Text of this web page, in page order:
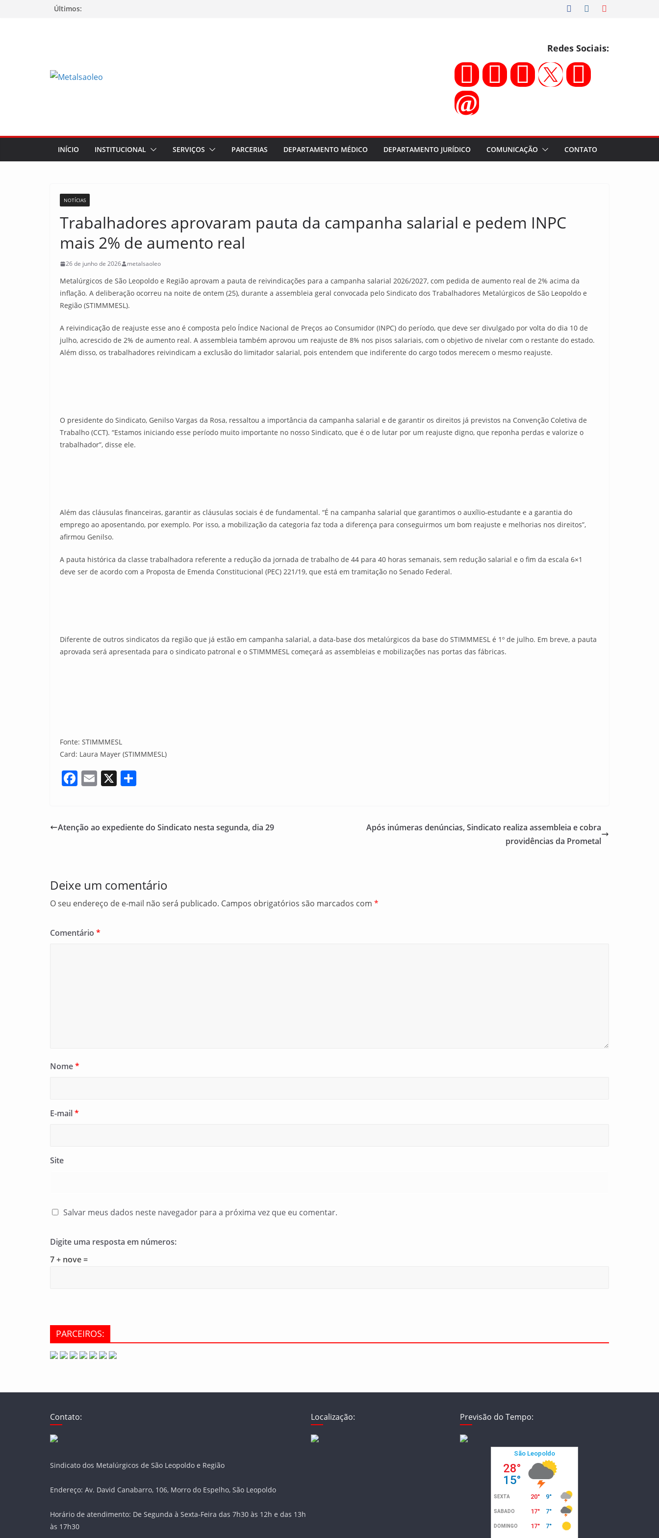
Últimos:
Redes Sociais:
INÍCIO INSTITUCIONAL SERVIÇOS PARCERIAS DEPARTAMENTO MÉDICO DEPARTAMENTO JURÍDICO COMUNICAÇÃO CONTATO
NOTÍCIAS
Trabalhadores aprovaram pauta da campanha salarial e pedem INPC
mais 2% de aumento real
26 de junho de 2026 metalsaoleo
Metalúrgicos de São Leopoldo e Região aprovam a pauta de reivindicações para a campanha salarial 2026/2027, com pedida de aumento real de 2% acima da
inflação. A deliberação ocorreu na noite de ontem (25), durante a assembleia geral convocada pelo Sindicato dos Trabalhadores Metalúrgicos de São Leopoldo e
Região (STIMMMESL).
A reivindicação de reajuste esse ano é composta pelo Índice Nacional de Preços ao Consumidor (INPC) do período, que deve ser divulgado por volta do dia 10 de
julho, acrescido de 2% de aumento real. A assembleia também aprovou um reajuste de 8% nos pisos salariais, com o objetivo de nivelar com o restante do estado.
Além disso, os trabalhadores reivindicam a exclusão do limitador salarial, pois entendem que indiferente do cargo todos merecem o mesmo reajuste.
O presidente do Sindicato, Genilso Vargas da Rosa, ressaltou a importância da campanha salarial e de garantir os direitos já previstos na Convenção Coletiva de
Trabalho (CCT). “Estamos iniciando esse período muito importante no nosso Sindicato, que é o de lutar por um reajuste digno, que reponha perdas e valorize o
trabalhador”, disse ele.
Além das cláusulas financeiras, garantir as cláusulas sociais é de fundamental. “É na campanha salarial que garantimos o auxílio-estudante e a garantia do
emprego ao aposentando, por exemplo. Por isso, a mobilização da categoria faz toda a diferença para conseguirmos um bom reajuste e melhorias nos direitos”,
afirmou Genilso.
A pauta histórica da classe trabalhadora referente a redução da jornada de trabalho de 44 para 40 horas semanais, sem redução salarial e o fim da escala 6×1
deve ser de acordo com a Proposta de Emenda Constitucional (PEC) 221/19, que está em tramitação no Senado Federal.
Diferente de outros sindicatos da região que já estão em campanha salarial, a data-base dos metalúrgicos da base do STIMMMESL é 1º de julho. Em breve, a pauta
aprovada será apresentada para o sindicato patronal e o STIMMMESL começará as assembleias e mobilizações nas portas das fábricas.
Fonte: STIMMMESL
Card: Laura Mayer (STIMMMESL)
F
e
k
E
l
X
e
Atenção ao expediente do Sindicato nesta segunda, dia 29
Após inúmeras denúncias, Sindicato realiza assembleia e cobra
providências da Prometal
Deixe um comentário
O seu endereço de e-mail não será publicado. Campos obrigatórios são marcados com *
Comentário *
Nome*
E-mail*
Site
Salvar meus dados neste navegador para a próxima vez que eu comentar.
Digite uma resposta em números:
7 + nove =
PARCEIROS:
Contato:
Sindicato dos Metalúrgicos de São Leopoldo e Região
Endereço: Av. David Canabarro, 106, Morro do Espelho, São Leopoldo
Horário de atendimento: De Segunda à Sexta-Feira das 7h30 às 12h e das 13h
às 17h30
Localização: Previsão do Tempo: